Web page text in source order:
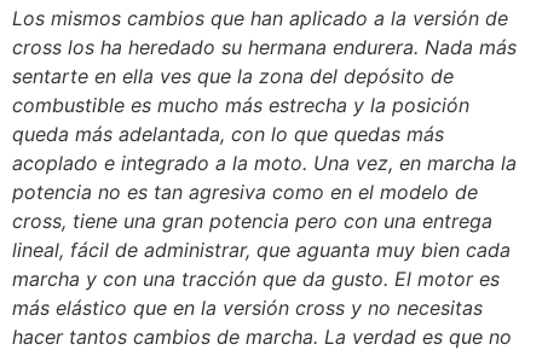
Los mismos cambios que han aplicado a la versión de
cross los ha heredado su hermana endurera. Nada más
sentarte en ella ves que la zona del depósito de
combustible es mucho más estrecha y la posición
queda más adelantada, con lo que quedas más
acoplado e integrado a la moto. Una vez, en marcha la
potencia no es tan agresiva como en el modelo de
cross, tiene una gran potencia pero con una entrega
lineal, fácil de administrar, que aguanta muy bien cada
marcha y con una tracción que da gusto. El motor es
más elástico que en la versión cross y no necesitas
hacer tantos cambios de marcha. La verdad es que no